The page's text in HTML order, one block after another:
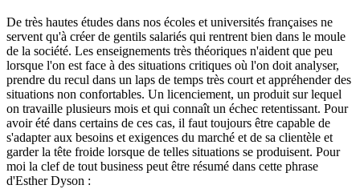
De très hautes études dans nos écoles et universités françaises ne
servent qu'à créer de gentils salariés qui rentrent bien dans le moule
de la société. Les enseignements très théoriques n'aident que peu
lorsque l'on est face à des situations critiques où l'on doit analyser,
prendre du recul dans un laps de temps très court et appréhender des
situations non confortables. Un licenciement, un produit sur lequel
on travaille plusieurs mois et qui connaît un échec retentissant. Pour
avoir été dans certains de ces cas, il faut toujours être capable de
s'adapter aux besoins et exigences du marché et de sa clientèle et
garder la tête froide lorsque de telles situations se produisent. Pour
moi la clef de tout business peut être résumé dans cette phrase
d'Esther Dyson :